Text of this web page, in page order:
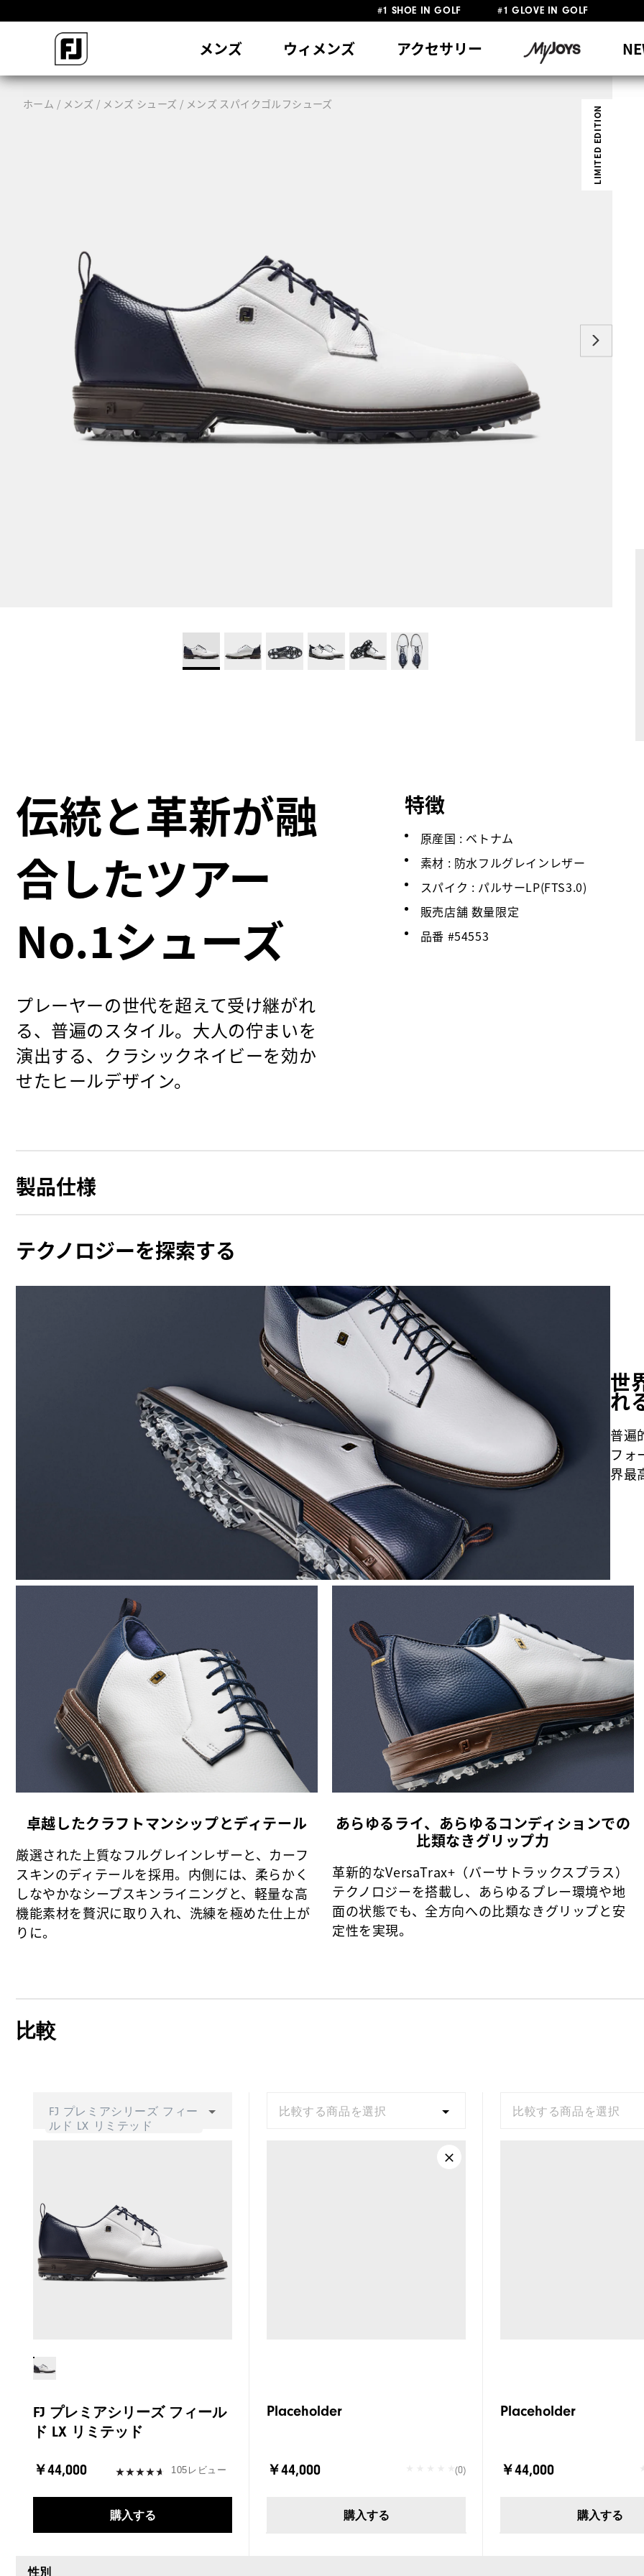
#1 SHOE IN GOLF #1 GLOVE IN GOLF
メンズ ウィメンズ アクセサリー
ホーム メンズ メンズ シューズ メンズ スパイクゴルフシューズ
LIMITED EDITION
伝統と革新が融
合したツアー
No.1シューズ
プレーヤーの世代を超えて受け継がれ
る、普遍のスタイル。大人の佇まいを
演出する、クラシックネイビーを効か
せたヒールデザイン。
特徴
原産国 : ベトナム
素材 : 防水フルグレインレザー
スパイク : パルサーLP(FTS3.0)
販売店舗 数量限定
品番 #54553
製品仕様
Materials
テクノロジーを探索する
世
れ
普遍
フォ
界最
卓越したクラフトマンシップとディテール
厳選された上質なフルグレインレザーと、カーフ
スキンのディテールを採用。内側には、柔らかく
しなやかなシープスキンライニングと、軽量な高
機能素材を贅沢に取り入れ、洗練を極めた仕上が
りに。
あらゆるライ、あらゆるコンディションでの
比類なきグリップ力
革新的なVersaTrax+（バーサトラックスプラス）
テクノロジーを搭載し、あらゆるプレー環境や地
面の状態でも、全方向への比類なきグリップと安
定性を実現。
比較
FJ プレミアシリーズ フィー
ルド LX リミテッド
FJ プレミアシリーズ フィール
ド LX リミテッド
￥44,000 105レビュー
購入する
性別
比較する商品を選択
Placeholder
￥44,000 (0)
購入する
比較する商品を選択
Placeholder
￥44,000
購入する